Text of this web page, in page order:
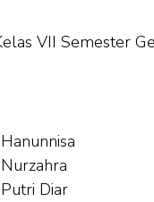
VII Semester
Hanunnisa
Nurzahra
Putri Diar